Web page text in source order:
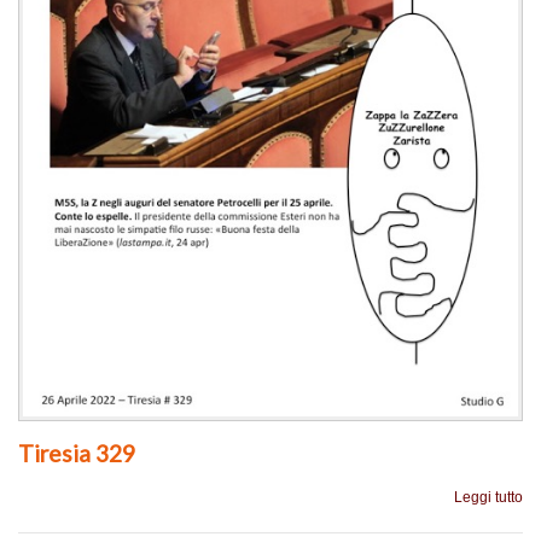
Tiresia 329
Leggi tutto